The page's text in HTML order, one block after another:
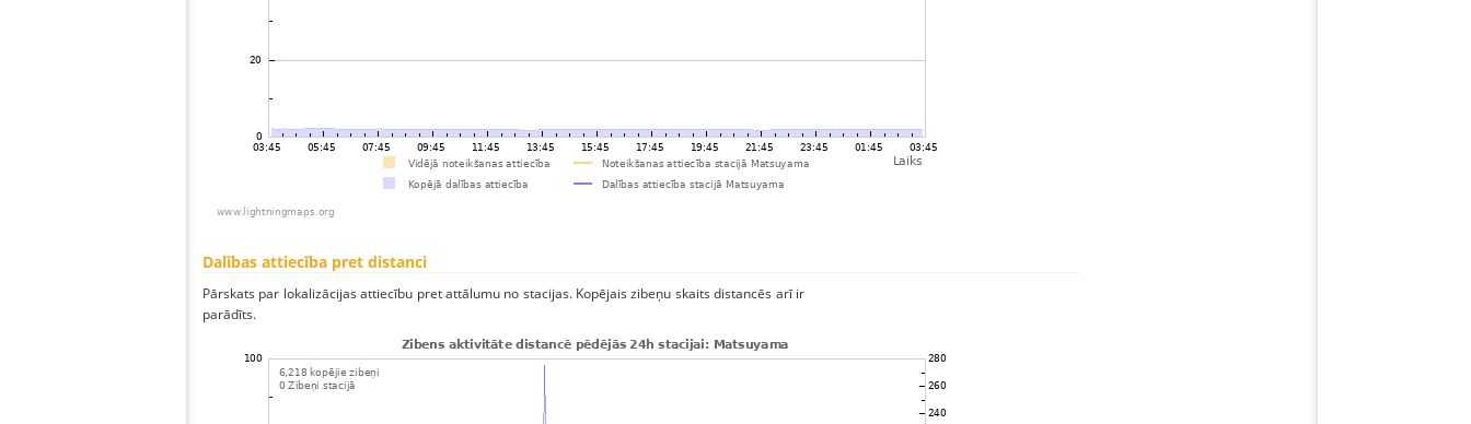
Dalības attiecība pret distanci
Pārskats par lokalizācijas attiecību pret attālumu no stacijas. Kopējais zibeņu skaits distancēs arī ir
parādīts.